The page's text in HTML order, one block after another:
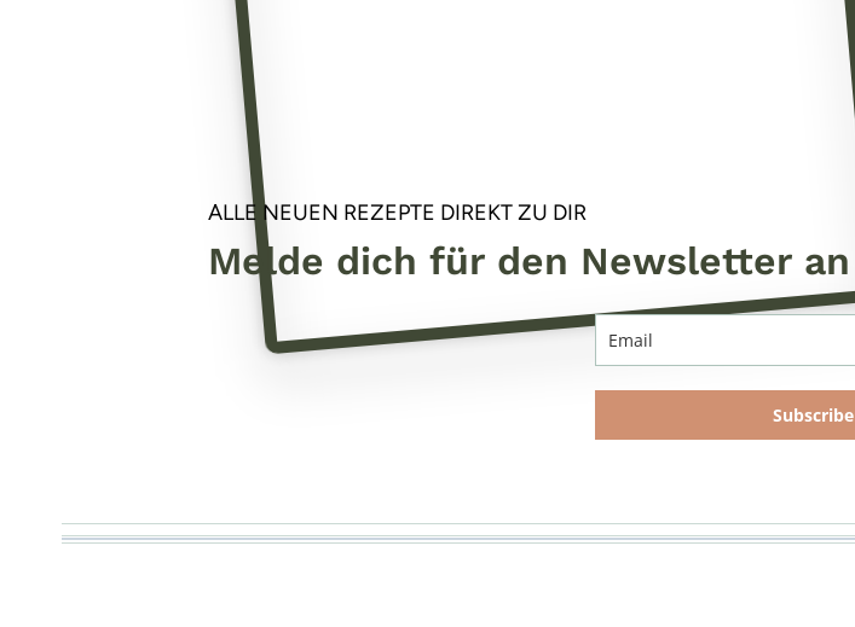
ALLE NEUEN REZEPTE DIREKT ZU DIR
Melde dich für den Newsletter an
Subscribe